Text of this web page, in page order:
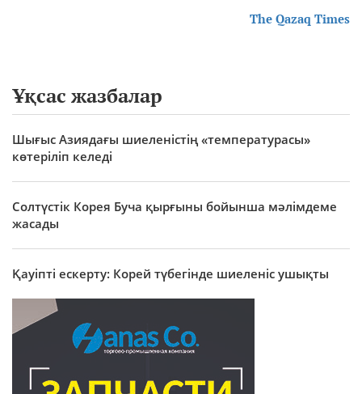
The Qazaq Times
Ұқсас жазбалар
Шығыс Азиядағы шиеленістің «температурасы»
көтеріліп келеді
Солтүстік Корея Буча қырғыны бойынша мәлімдеме
жасады
Қауіпті ескерту: Корей түбегінде шиеленіс ушықты